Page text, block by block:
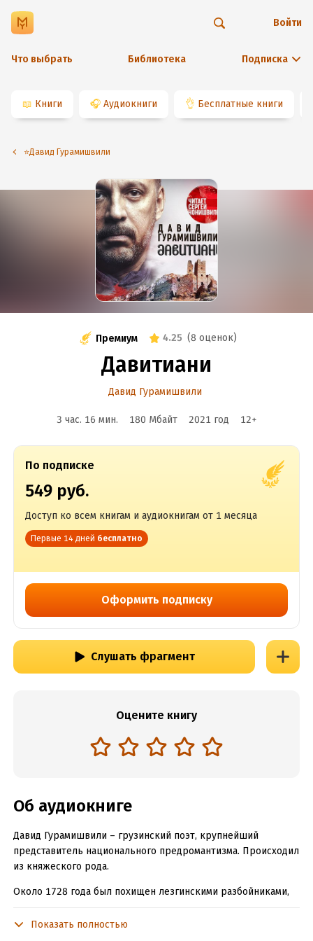
Что выбрать Библиотека Подписка
Войти
📖 Книги 🎧 Аудиокниги 👌 Бесплатные книги
⭐️Давид Гурамишвили
Премиум 4.25 (8 оценок)
Давитиани
Давид Гурамишвили
3 час. 16 мин. 180 Мбайт 2021 год 12+
По подписке
549 руб.
Доступ ко всем книгам и аудиокнигам от 1 месяца
Первые 14 дней бесплатно
Оформить подписку
Слушать фрагмент
Оцените книгу
Об аудиокниге
Давид Гурамишвили – грузинский поэт, крупнейший
представитель национального предромантизма. Происходил
из княжеского рода.
Около 1728 года был похищен лезгинскими разбойниками,
сбежать. Пешком добрался через горные хребты до долины
Показать полностью